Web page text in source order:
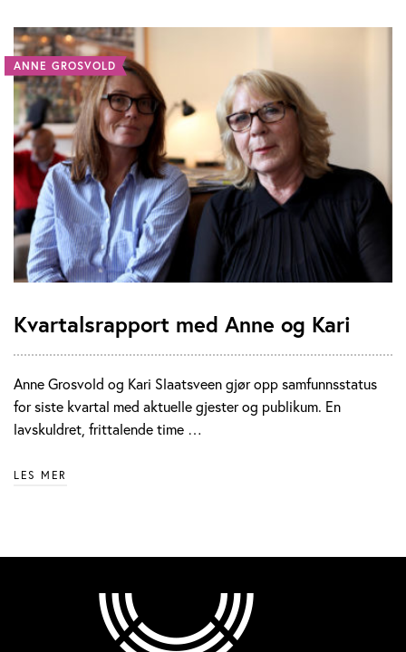
ANNE GROSVOLD
Kvartalsrapport med Anne og Kari
Anne Grosvold og Kari Slaatsveen gjør opp samfunnsstatus
for siste kvartal med aktuelle gjester og publikum. En
lavskuldret, frittalende time …
LES MER